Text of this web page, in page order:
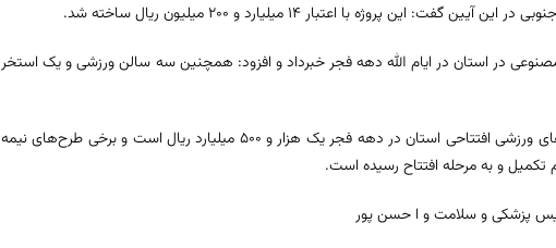
پروژه با اعتبار ۱۴ میلیارد و ۲۰۰ میلیون ریال ساخته شد.
افتتاح ۲۲ زمین چمن مصنوعی در استان در ایام الله دهه فجر خبرداد و افزود: همچنین سه سالن ورزشی و یک استخر
وی عنوان کرد: در مجموع هزینه‌کرد طرح‌های ورزشی افتتاحی استان در دهه فجر یک هزار و ۵۰۰ میلیارد ریال است و برخی طرح‌های نیمه
و به مرحله افتتاح رسیده‌ است.
پزشکی و سلامت و ا حسن پور